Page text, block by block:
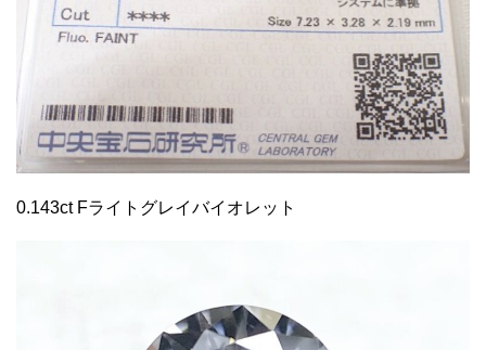
0.143ct Fライトグレイバイオレット